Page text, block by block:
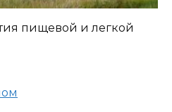
пищевой и легкой